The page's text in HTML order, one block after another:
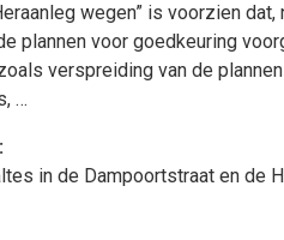
wegen” is voorzien
plannen voor goedkeuring
verspreiding van de
…
in de Dampoortstraat en de